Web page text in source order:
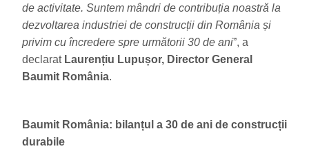
de activitate. Suntem mândri de contribuția noastră la
dezvoltarea industriei de construcții din România și
privim cu încredere spre următorii 30 de ani”, a
declarat Laurențiu Lupușor, Director General
Baumit România.
Baumit România: bilanțul a 30 de ani de construcții
durabile